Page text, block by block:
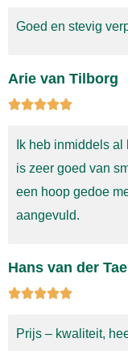
Goed en stevig
Arie van Tilborg
Ik heb inmiddels
is zeer goed van
een hoop gedoe
aangevuld.
Hans van der
Prijs – kwaliteit,